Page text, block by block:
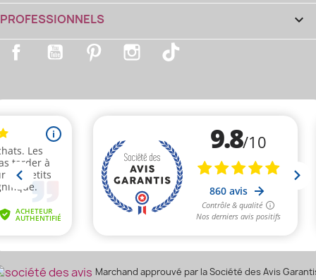
PROFESSIONNELS 
Facebook YouTube Pinterest Instagram
Marchand approuvé par la Société des Avis